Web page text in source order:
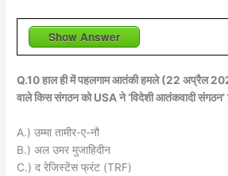
Show Answer
Q.10 हाल ही में पहलगाम आतंकी हमले (22 अप्रैल
वाले किस संगठन को USA ने ‘विदेशी आतंकवादी संगठन’
A.) उम्मा तामीर-ए-नौ
B.) अल उमर मुजाहिदीन
C.) द रेजिस्टेंस फ्रंट (TRF)